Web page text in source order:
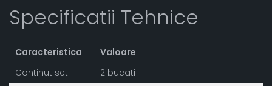
Specificatii Tehnice
Caracteristica
Valoare
Continut set
2 bucati